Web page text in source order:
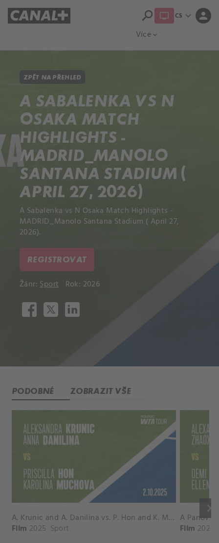
Více expand_more
search CS expand_more person
ZPĚT NA PŘEHLED
A SABALENKA VS N
OSAKA MATCH
HIGHLIGHTS -
MADRID_MANOLO
SANTANA STADIUM (
APRIL 27, 2026)
A Sabalenka vs N Osaka Match Highlights -
MADRID_Manolo Santana Stadium ( April 27,
2026).
REGISTROVAT
Žánr:Sport Rok: 2026
PODOBNÉ ZOBRAZIT VŠE
keyboard_arrow_right
A. Krunic and A. Danilina vs. P. Hon and K. Muchova Match Highlights - BEIJING_Capital Group Diamond ( October 02, 2025)
Film 2025 Sport Film 2026